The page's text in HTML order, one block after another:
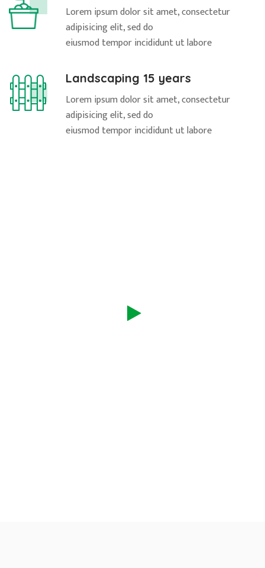
Lorem ipsum dolor sit amet, consectetur
adipisicing elit, sed do
eiusmod tempor incididunt ut labore
Landscaping 15 years
Lorem ipsum dolor sit amet, consectetur
adipisicing elit, sed do
eiusmod tempor incididunt ut labore